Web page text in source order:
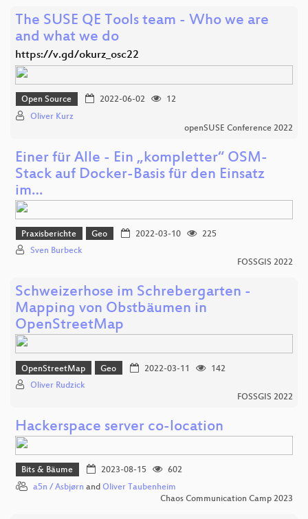
The SUSE QE Tools team - Who we are
and what we do
https://v.gd/okurz_osc22
Open Source 2022-06-02
12
Oliver Kurz
openSUSE Conference 2022
Einer für Alle - Ein „kompletter“ OSM-
Stack auf Docker-Basis für den Einsatz
im…
Praxisberichte Geo 2022-03-10
225
Sven Burbeck
FOSSGIS 2022
Schweizerhose im Schrebergarten -
Mapping von Obstbäumen in
OpenStreetMap
OpenStreetMap Geo 2022-03-11
142
Oliver Rudzick
FOSSGIS 2022
Hackerspace server co-location
Bits & Bäume 2023-08-15
602
a5n / Asbjørn and Oliver Taubenheim
Chaos Communication Camp 2023